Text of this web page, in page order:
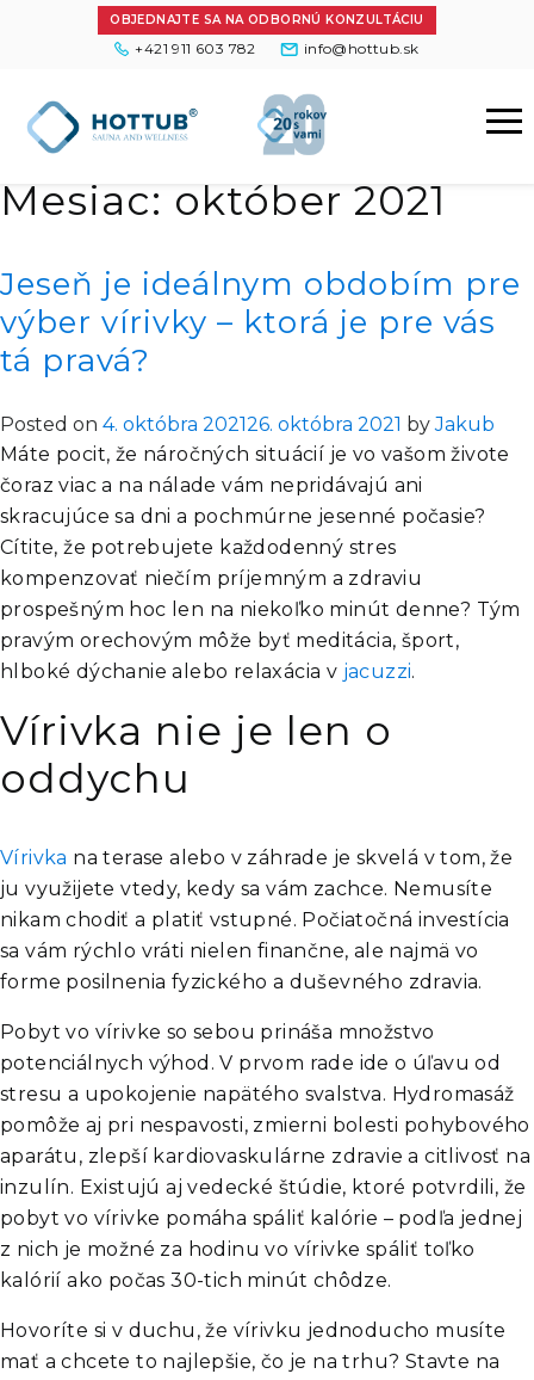
OBJEDNAJTE SA NA ODBORNÚ KONZULTÁCIU
+421 911 603 782 info@hottub.sk
Mesiac: október 2021
Jeseň je ideálnym obdobím pre
výber vírivky – ktorá je pre vás
tá pravá?
Posted on 4. októbra 202126. októbra 2021 byJakub
Máte pocit, že náročných situácií je vo vašom živote
čoraz viac a na nálade vám nepridávajú ani
skracujúce sa dni a pochmúrne jesenné počasie?
Cítite, že potrebujete každodenný stres
kompenzovať niečím príjemným a zdraviu
prospešným hoc len na niekoľko minút denne? Tým
pravým orechovým môže byť meditácia, šport,
hlboké dýchanie alebo relaxácia v jacuzzi.
Vírivka nie je len o
oddychu
Vírivka na terase alebo v záhrade je skvelá v tom, že
ju využijete vtedy, kedy sa vám zachce. Nemusíte
nikam chodiť a platiť vstupné. Počiatočná investícia
sa vám rýchlo vráti nielen finančne, ale najmä vo
forme posilnenia fyzického a duševného zdravia.
Pobyt vo vírivke so sebou prináša množstvo
potenciálnych výhod. V prvom rade ide o úľavu od
stresu a upokojenie napätého svalstva. Hydromasáž
pomôže aj pri nespavosti, zmierni bolesti pohybového
aparátu, zlepší kardiovaskulárne zdravie a citlivosť na
inzulín. Existujú aj vedecké štúdie, ktoré potvrdili, že
pobyt vo vírivke pomáha spáliť kalórie – podľa jednej
z nich je možné za hodinu vo vírivke spáliť toľko
kalórií ako počas 30-tich minút chôdze.
Hovoríte si v duchu, že vírivku jednoducho musíte
mať a chcete to najlepšie, čo je na trhu? Stavte na